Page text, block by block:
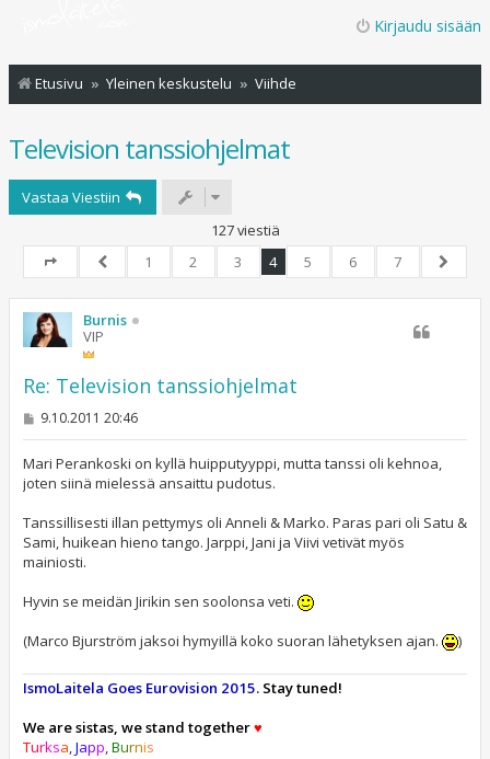
Kirjaudu sisään
Etusivu Yleinen keskustelu Viihde
Television tanssiohjelmat
Vastaa Viestiin
127 viestiä
Sivu4/7 Edellinen
1 2 3 4 5 6
7
Burnis
VIP
Re: Television tanssiohjelmat
V
s
t
i
9.10.2011 20:46
Mari Perankoski on kyllä huipputyyppi, mutta tanssi oli kehnoa,
joten siinä mielessä ansaittu pudotus.
Tanssillisesti illan pettymys oli Anneli & Marko. Paras pari oli Satu &
Sami, huikean hieno tango. Jarppi, Jani ja Viivi vetivät myös
mainiosti.
Hyvin se meidän Jirikin sen soolonsa veti.
(Marco Bjurström jaksoi hymyillä koko suoran lähetyksen ajan.
)
IsmoLaitela Goes Eurovision 2015.Stay tuned!
We are sistas, we stand together♥
Turksa,Japp,Burnis